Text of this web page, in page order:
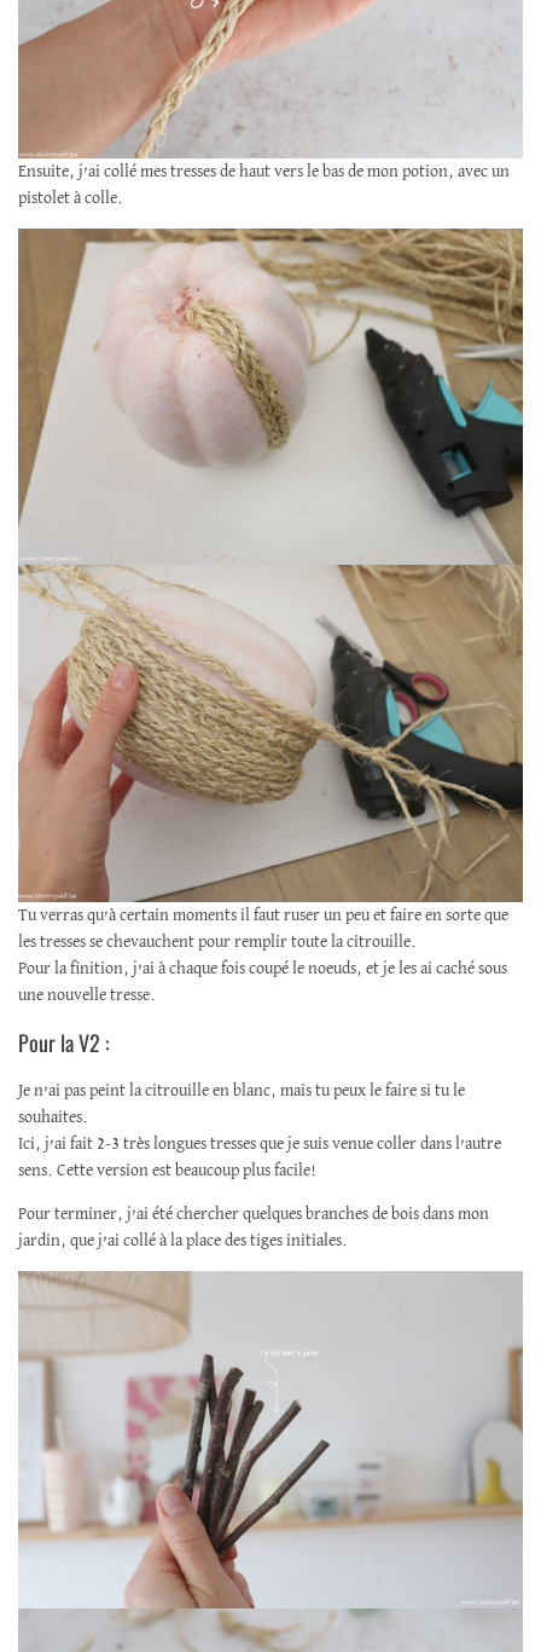
Ensuite, j’ai collé mes tresses de haut vers le bas de mon potion, avec un
pistolet à colle.
Tu verras qu’à certain moments il faut ruser un peu et faire en sorte que
les tresses se chevauchent pour remplir toute la citrouille.
Pour la finition, j’ai à chaque fois coupé le noeuds, et je les ai caché sous
une nouvelle tresse.
Pour la V2 :
Je n’ai pas peint la citrouille en blanc, mais tu peux le faire si tu le
souhaites.
Ici, j’ai fait 2-3 très longues tresses que je suis venue coller dans l’autre
sens. Cette version est beaucoup plus facile!
Pour terminer, j’ai été chercher quelques branches de bois dans mon
jardin, que j’ai collé à la place des tiges initiales.